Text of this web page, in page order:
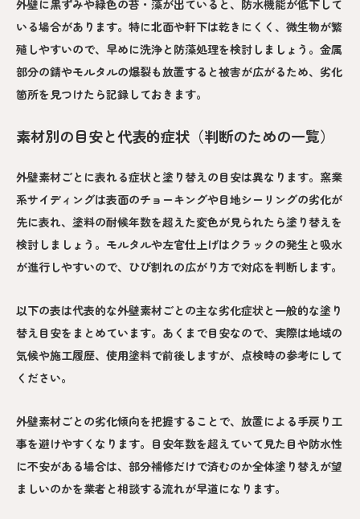
外壁に黒ずみや緑色の苔・藻が出ていると、防水機能が低下して
いる場合があります。特に北面や軒下は乾きにくく、微生物が繁
殖しやすいので、早めに洗浄と防藻処理を検討しましょう。金属
部分の錆やモルタルの爆裂も放置すると被害が広がるため、劣化
箇所を見つけたら記録しておきます。
素材別の目安と代表的症状（判断のための一覧）
外壁素材ごとに表れる症状と塗り替えの目安は異なります。窯業
系サイディングは表面のチョーキングや目地シーリングの劣化が
先に表れ、塗料の耐候年数を超えた変色が見られたら塗り替えを
検討しましょう。モルタルや左官仕上げはクラックの発生と吸水
が進行しやすいので、ひび割れの広がり方で対応を判断します。
以下の表は代表的な外壁素材ごとの主な劣化症状と一般的な塗り
替え目安をまとめています。あくまで目安なので、実際は地域の
気候や施工履歴、使用塗料で前後しますが、点検時の参考にして
ください。
外壁素材ごとの劣化傾向を把握することで、放置による手戻り工
事を避けやすくなります。目安年数を超えていて見た目や防水性
に不安がある場合は、部分補修だけで済むのか全体塗り替えが望
ましいのかを業者と相談する流れが早道になります。